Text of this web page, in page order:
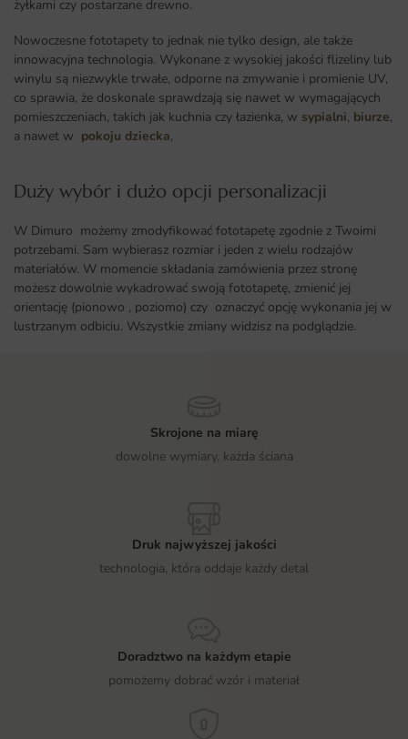
żyłkami czy postarzane drewno.
Nowoczesne fototapety to jednak nie tylko design, ale także
innowacyjna technologia. Wykonane z wysokiej jakości flizeliny lub
winylu są niezwykle trwałe, odporne na zmywanie i promienie UV,
co sprawia, że doskonale sprawdzają się nawet w wymagających
pomieszczeniach, takich jak kuchnia czy łazienka, w sypialni, biurze,
a nawet w pokoju dziecka,
Duży wybór i dużo opcji personalizacji ​
W Dimuro możemy zmodyfikować fototapetę zgodnie z Twoimi
potrzebami. Sam wybierasz rozmiar i jeden z wielu rodzajów
materiałów. W momencie składania zamówienia przez stronę
możesz dowolnie wykadrować swoją fototapetę, zmienić jej
orientację (pionowo , poziomo) czy oznaczyć opcję wykonania jej w
lustrzanym odbiciu. Wszystkie zmiany widzisz na podglądzie.
Skrojone na miarę
dowolne wymiary, każda ściana
Druk najwyższej jakości
technologia, która oddaje każdy detal
Doradztwo na każdym etapie
pomożemy dobrać wzór i materiał